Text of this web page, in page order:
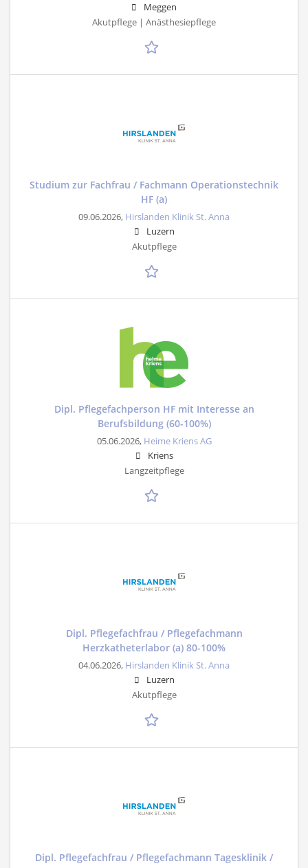
Meggen
Akutpflege | Anästhesiepflege
Studium zur Fachfrau / Fachmann Operationstechnik
HF (a)
09.06.2026, Hirslanden Klinik St. Anna
Luzern
Akutpflege
Dipl. Pflegefachperson HF mit Interesse an
Berufsbildung (60-100%)
05.06.2026, Heime Kriens AG
Kriens
Langzeitpflege
Dipl. Pflegefachfrau / Pflegefachmann
Herzkatheterlabor (a) 80-100%
04.06.2026, Hirslanden Klinik St. Anna
Luzern
Akutpflege
Dipl. Pflegefachfrau / Pflegefachmann Tagesklinik /